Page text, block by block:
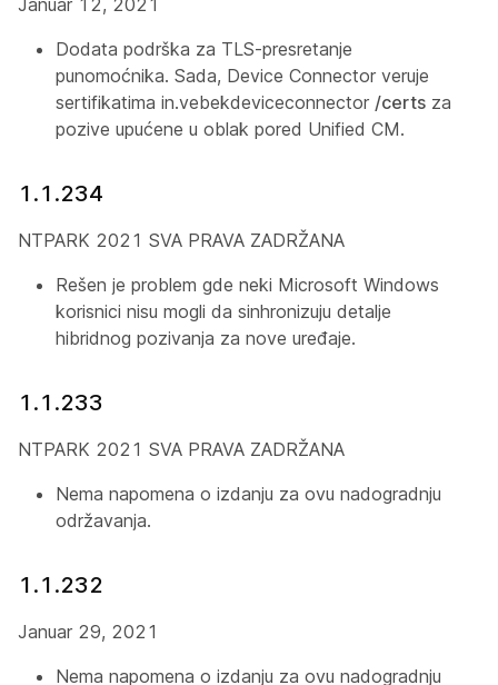
Januar 12, 2021
Dodata podrška za TLS-presretanje
punomoćnika. Sada, Device Connector veruje
sertifikatima in.vebekdeviceconnector /certs za
pozive upućene u oblak pored Unified CM.
1.1.234
NTPARK 2021 SVA PRAVA ZADRŽANA
Rešen je problem gde neki Microsoft Windows
korisnici nisu mogli da sinhronizuju detalje
hibridnog pozivanja za nove uređaje.
1.1.233
NTPARK 2021 SVA PRAVA ZADRŽANA
Nema napomena o izdanju za ovu nadogradnju
održavanja.
1.1.232
Januar 29, 2021
Nema napomena o izdanju za ovu nadogradnju